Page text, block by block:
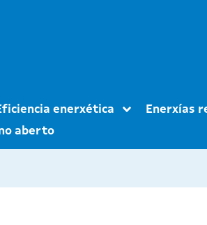
enerxética Enerxías
aberto